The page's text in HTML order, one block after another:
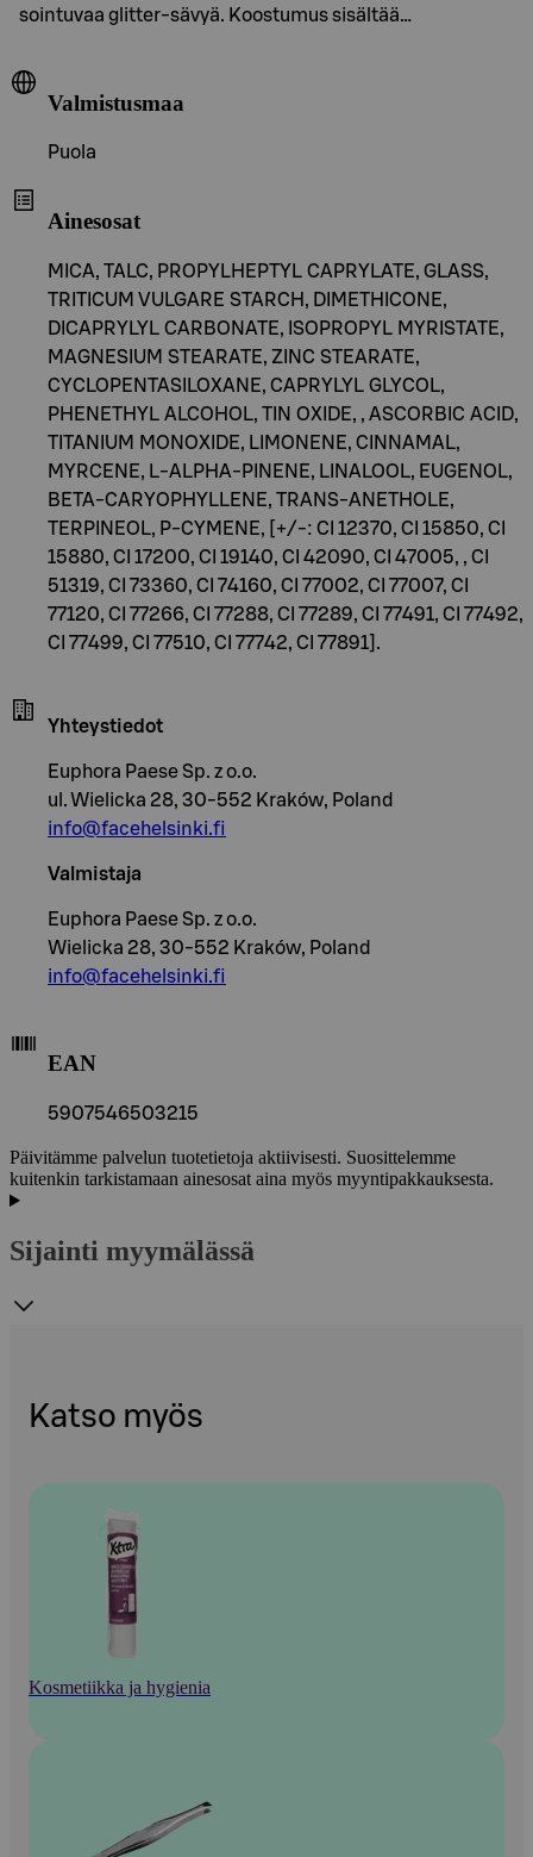
sointuvaa glitter-sävyä. Koostumus sisältää…
Valmistusmaa
Puola
Ainesosat
MICA, TALC, PROPYLHEPTYL CAPRYLATE, GLASS,
TRITICUM VULGARE STARCH, DIMETHICONE,
DICAPRYLYL CARBONATE, ISOPROPYL MYRISTATE,
MAGNESIUM STEARATE, ZINC STEARATE,
CYCLOPENTASILOXANE, CAPRYLYL GLYCOL,
PHENETHYL ALCOHOL, TIN OXIDE, , ASCORBIC ACID,
TITANIUM MONOXIDE, LIMONENE, CINNAMAL,
MYRCENE, L-ALPHA-PINENE, LINALOOL, EUGENOL,
BETA-CARYOPHYLLENE, TRANS-ANETHOLE,
TERPINEOL, P-CYMENE, [+/-: CI 12370, CI 15850, CI
15880, CI 17200, CI 19140, CI 42090, CI 47005, , CI
51319, CI 73360, CI 74160, CI 77002, CI 77007, CI
77120, CI 77266, CI 77288, CI 77289, CI 77491, CI 77492,
CI 77499, CI 77510, CI 77742, CI 77891].
Yhteystiedot
Euphora Paese Sp. z o.o.
ul. Wielicka 28, 30-552 Kraków, Poland
info@facehelsinki.fi
Valmistaja
Euphora Paese Sp. z o.o.
Wielicka 28, 30-552 Kraków, Poland
info@facehelsinki.fi
EAN
5907546503215
Päivitämme palvelun tuotetietoja aktiivisesti. Suosittelemme
kuitenkin tarkistamaan ainesosat aina myös myyntipakkauksesta.
Sijainti myymälässä
Katso myös
Kosmetiikka ja hygienia